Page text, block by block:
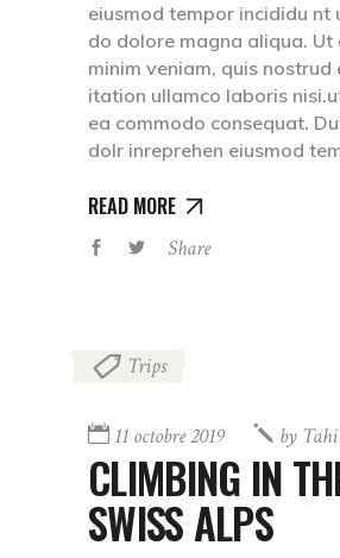
eiusmod tempor incididu nt
do dolore magna aliqua. Ut
minim veniam, quis nostrud
itation ullamco laboris
ea commodo consequat.
dolr inreprehen eiusmod
READ MORE
Share
Trips
11 octobre 2019 by
CLIMBING IN
SWISS ALPS